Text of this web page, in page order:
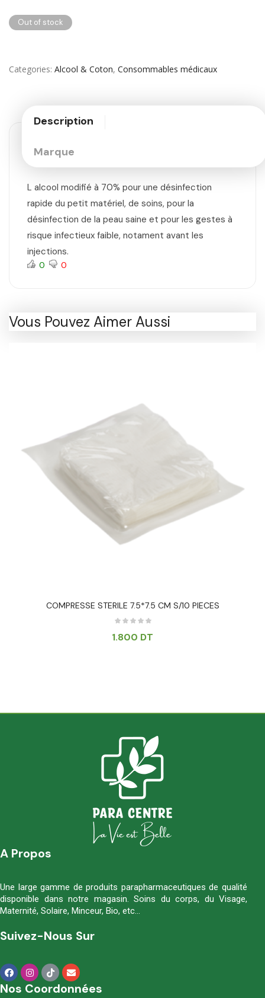
Out of stock
Categories Alcool & Coton, Consommables médicaux
Description
Marque
L alcool modifié à 70% pour une désinfection
rapide du petit matériel, de soins, pour la
désinfection de la peau saine et pour les gestes à
risque infectieux faible, notament avant les
injections.
0 0
Vous Pouvez Aimer Aussi
COMPRESSE STERILE 7.5*7.5 CM S/10 PIECES
1.800 DT
A Propos
Une large gamme de produits parapharmaceutiques de qualité
disponible dans notre magasin. Soins du corps, du Visage,
Maternité, Solaire, Minceur, Bio, etc…
Suivez-Nous Sur
Nos Coordonnées